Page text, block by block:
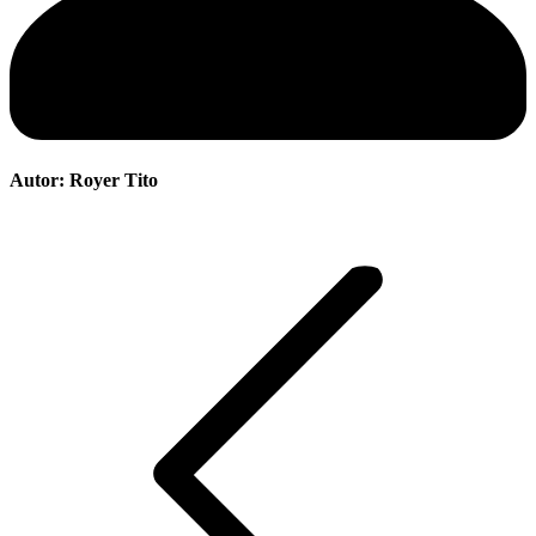
Autor: Royer Tito